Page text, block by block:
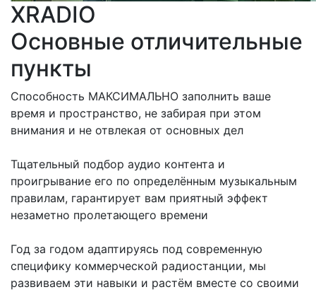
XRADIO
Основные отличительные
пункты
Способность МАКСИМАЛЬНО заполнить ваше
время и пространство, не забирая при этом
внимания и не отвлекая от основных дел
Тщательный подбор аудио контента и
проигрывание его по определённым музыкальным
правилам, гарантирует вам приятный эффект
незаметно пролетающего времени
Год за годом адаптируясь под современную
специфику коммерческой радиостанции, мы
развиваем эти навыки и растём вместе со своими